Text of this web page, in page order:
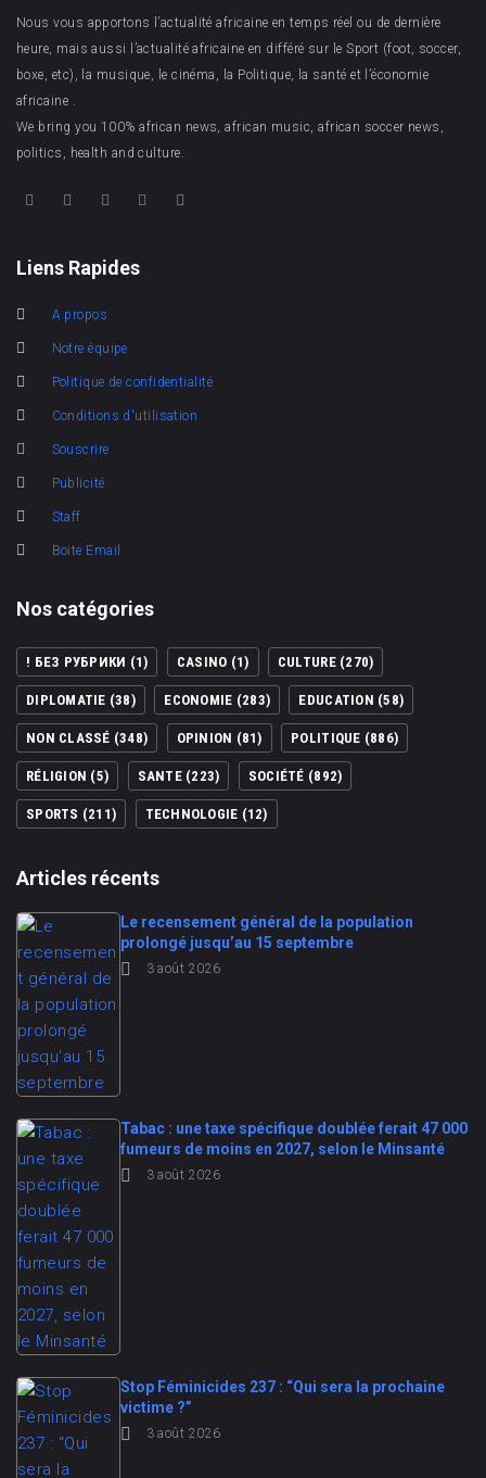
Nous vous apportons l’actualité africaine en temps réel ou de dernière
heure, mais aussi l’actualité africaine en différé sur le Sport (foot, soccer,
boxe, etc), la musique, le cinéma, la Politique, la santé et l’économie
africaine .
We bring you 100% african news, african music, african soccer news,
politics, health and culture.
Liens Rapides
A propos
Notre équipe
Politique de confidentialité
Conditions d'utilisation
Souscrire
Publicité
Staff
Boite Email
Nos catégories
! БЕЗ РУБРИКИ (1) CASINO (1) CULTURE(270)
DIPLOMATIE (38) ECONOMIE (283) EDUCATION (58)
NON CLASSÉ (348) OPINION (81) POLITIQUE (886)
RÉLIGION (5) SANTE(223) SOCIÉTÉ (892)
SPORTS (211) TECHNOLOGIE (12)
Articles récents
Le recensement général de la population
prolongé jusqu’au 15 septembre
3 août 2026
Tabac : une taxe spécifique doublée ferait 47 000
fumeurs de moins en 2027, selon le Minsanté
3 août 2026
Stop Féminicides 237 : “Qui sera la prochaine
victime ?”
3 août 2026